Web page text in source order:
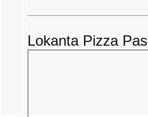
Lokanta Pizza